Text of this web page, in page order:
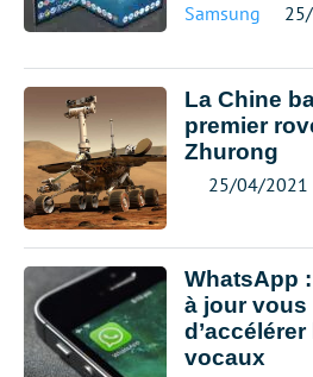
Samsung
La Chine
premier
Zhurong
25/04/2021
WhatsApp
à jour vous
vocaux